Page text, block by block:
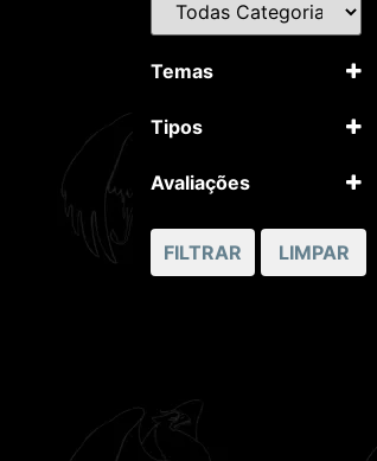
Temas
Tipos
Avaliações
3 ou mais
FILTRAR LIMPAR